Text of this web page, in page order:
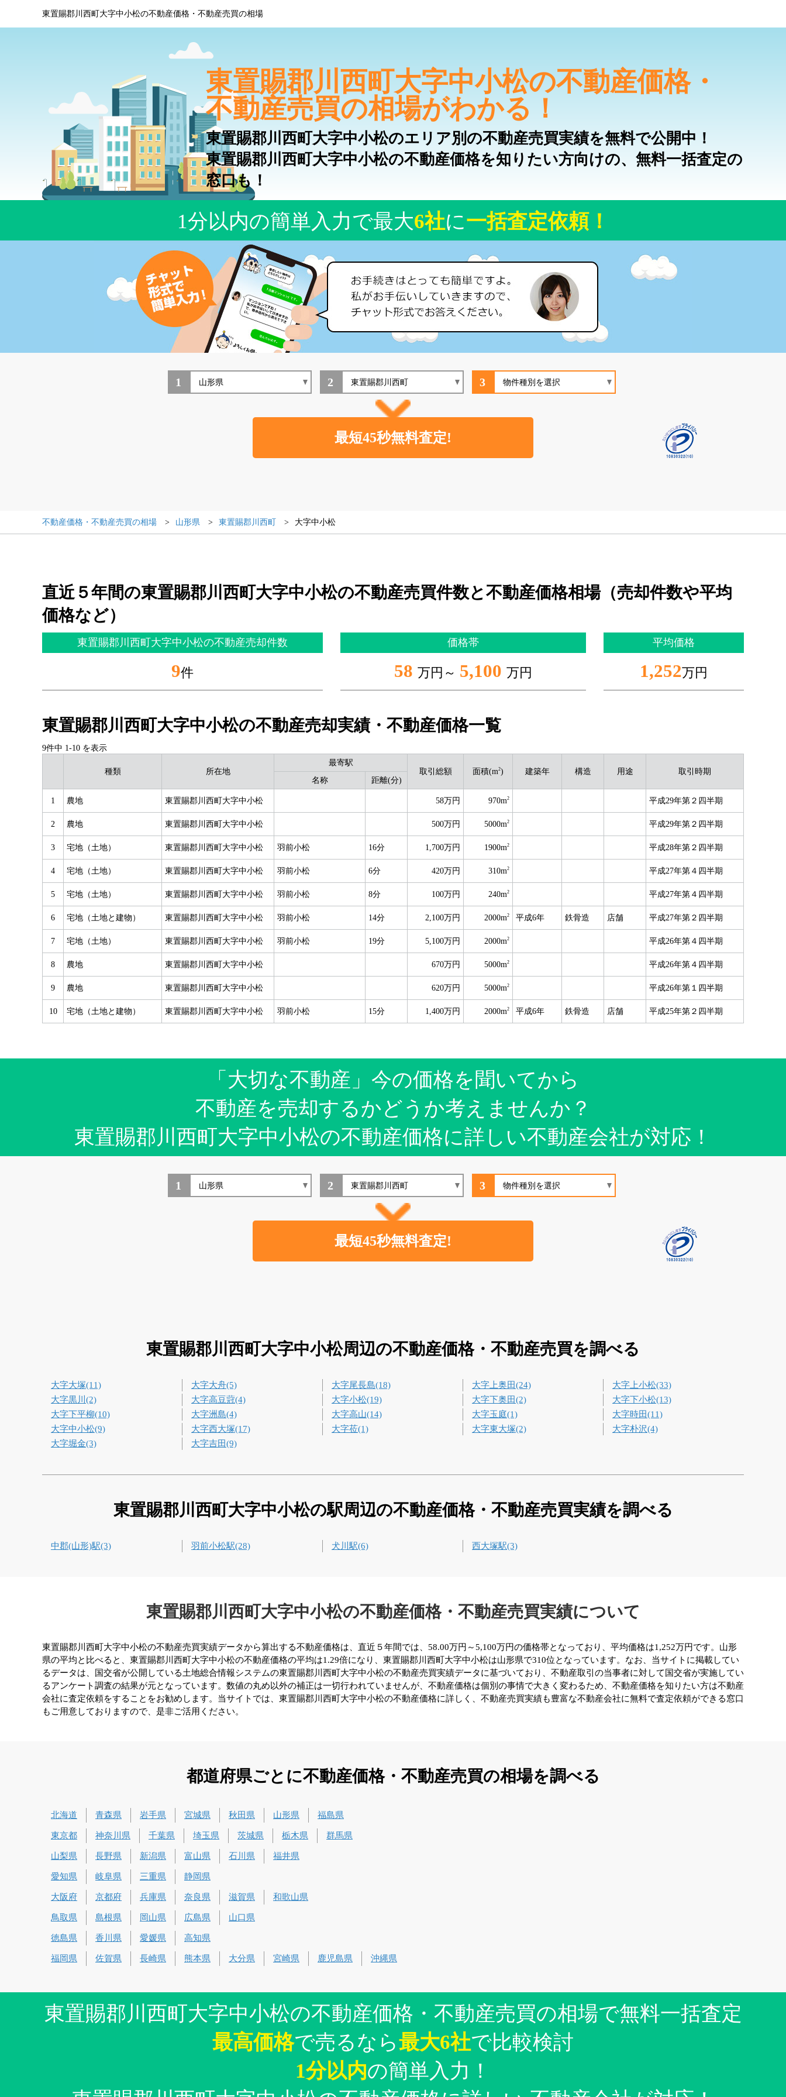
東置賜郡川西町大字中小松の不動産価格・不動産売買の相場
東置賜郡川西町大字中小松の不動産価格・
不動産売買の相場がわかる！
東置賜郡川西町大字中小松のエリア別の不動産売買実績を無料で公開中！
東置賜郡川西町大字中小松の不動産価格を知りたい方向けの、無料一括査定の
窓口も！
1分以内の簡単入力で最大6社に一括査定依頼！
1 2 3
不動産価格・不動産売買の相場 山形県 東置賜郡川西町 大字中小松
直近５年間の東置賜郡川西町大字中小松の不動産売買件数と不動産価格相場（売却件数や平均
価格など）
東置賜郡川西町大字中小松の不動産売却件数
9件
価格帯
58 万円～ 5,100 万円
平均価格
1,252万円
東置賜郡川西町大字中小松の不動産売却実績・不動産価格一覧
9件中 1-10 を表示
種類 所在地
最寄駅
取引総額
面積(m2) 建築年 構造 用途
取引時期
名称
距離(分)
1 農地 東置賜郡川西町大字中小松 58万円 970m2 平成29年第２四半期
2 農地 東置賜郡川西町大字中小松 500万円 5000m2 平成29年第２四半期
3 宅地（土地） 東置賜郡川西町大字中小松 羽前小松 16分 1,700万円 1900m2 平成28年第２四半期
4 宅地（土地） 東置賜郡川西町大字中小松 羽前小松 6分 420万円 310m2 平成27年第４四半期
5 宅地（土地） 東置賜郡川西町大字中小松 羽前小松 8分 100万円 240m2 平成27年第４四半期
6 宅地（土地と建物） 東置賜郡川西町大字中小松 羽前小松 14分 2,100万円 2000m2 平成6年 鉄骨造 店舗 平成27年第２四半期
7 宅地（土地） 東置賜郡川西町大字中小松 羽前小松 19分 5,100万円 2000m2 平成26年第４四半期
8 農地 東置賜郡川西町大字中小松 670万円 5000m2 平成26年第４四半期
9 農地 東置賜郡川西町大字中小松 620万円 5000m2 平成26年第１四半期
10 宅地（土地と建物） 東置賜郡川西町大字中小松 羽前小松 15分 1,400万円 2000m2 平成6年 鉄骨造 店舗 平成25年第２四半期
「大切な不動産」今の価格を聞いてから
不動産を売却するかどうか考えませんか？
東置賜郡川西町大字中小松の不動産価格に詳しい不動産会社が対応！
1 2 3
東置賜郡川西町大字中小松周辺の不動産価格・不動産売買を調べる
大字大塚(11) 大字大舟(5) 大字尾長島(18) 大字上奥田(24)
大字上小松(33)
大字黒川(2)
大字高豆蒄(4) 大字小松(19) 大字下奥田(2)
大字下小松(13)
大字下平柳(10)
大字洲島(4) 大字高山(14) 大字玉庭(1)
大字時田(11)
大字中小松(9)
大字西大塚(17) 大字莅(1) 大字東大塚(2)
大字朴沢(4)
大字堀金(3)
大字吉田(9)
東置賜郡川西町大字中小松の駅周辺の不動産価格・不動産売買実績を調べる
中郡(山形)駅(3) 羽前小松駅(28) 犬川駅(6) 西大塚駅(3)
東置賜郡川西町大字中小松の不動産価格・不動産売買実績について
東置賜郡川西町大字中小松の不動産売買実績データから算出する不動産価格は、直近５年間では、58.00万円～5,100万円の価格帯となっており、平均価格は1,252万円です。山形
県の平均と比べると、東置賜郡川西町大字中小松の不動産価格の平均は1.29倍になり、東置賜郡川西町大字中小松は山形県で310位となっています。なお、当サイトに掲載してい
るデータは、国交省が公開している土地総合情報システムの東置賜郡川西町大字中小松の不動産売買実績データに基づいており、不動産取引の当事者に対して国交省が実施してい
るアンケート調査の結果が元となっています。数値の丸め以外の補正は一切行われていませんが、不動産価格は個別の事情で大きく変わるため、不動産価格を知りたい方は不動産
会社に査定依頼をすることをお勧めします。当サイトでは、東置賜郡川西町大字中小松の不動産価格に詳しく、不動産売買実績も豊富な不動産会社に無料で査定依頼ができる窓口
もご用意しておりますので、是非ご活用ください。
都道府県ごとに不動産価格・不動産売買の相場を調べる
北海道 青森県 岩手県 宮城県 秋田県 山形県 福島県
東京都 神奈川県 千葉県 埼玉県 茨城県 栃木県 群馬県
山梨県 長野県 新潟県 富山県 石川県 福井県
愛知県 岐阜県 三重県 静岡県
大阪府 京都府 兵庫県 奈良県 滋賀県 和歌山県
鳥取県 島根県 岡山県 広島県 山口県
徳島県 香川県 愛媛県 高知県
福岡県 佐賀県 長崎県 熊本県 大分県 宮崎県 鹿児島県 沖縄県
東置賜郡川西町大字中小松の不動産価格・不動産売買の相場で無料一括査定
最高価格で売るなら最大6社で比較検討
1分以内の簡単入力！